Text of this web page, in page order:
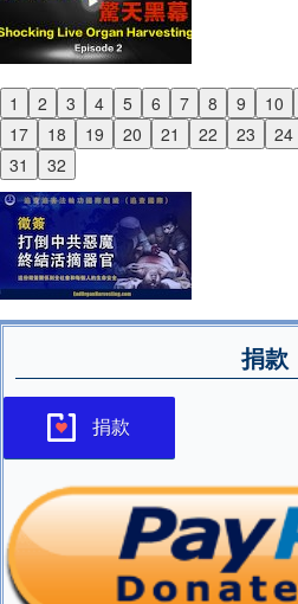
1 2 3 4 5 6 7 8 9 10
17
18 19 20 21 22 23 24
31
32
Previous
Next
捐款
捐款